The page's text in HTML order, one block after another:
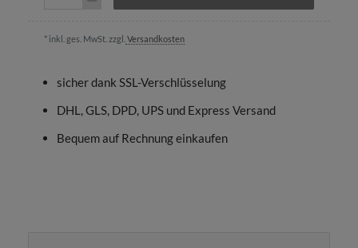
* inkl. ges. MwSt. zzgl. Versandkosten
sicher dank SSL-Verschlüsselung
DHL, GLS, DPD, UPS und Express Versand
Bequem auf Rechnung einkaufen